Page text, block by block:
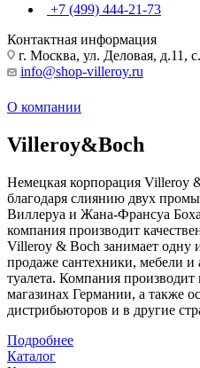
+7 (499) 444-21-73
Контактная информация
г. Москва, ул. Деловая, д.11,
info@shop-villeroy.ru
О компании
Villeroy&Boch
Немецкая корпорация Villeroy
благодаря слиянию двух
Виллеруа и Жана-Франсуа
компания производит
Villeroy & Boch занимает
продаже сантехники, мебели и
туалета. Компания производит
магазинах Германии, а также
дистрибьюторов и в другие
Подробнее
Каталог